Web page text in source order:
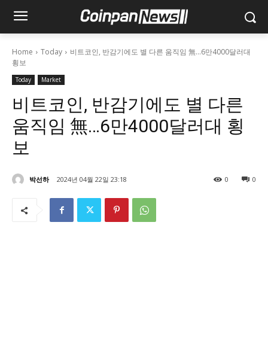
Home Today
비트코인, 반감기에도 별 다른 움직임 無…6만4000달러대
횡보
Today Market
비트코인, 반감기에도 별 다른
움직임 無…6만4000달러대 횡
보
박선하 2024년 04월 22일 23:18 0
0